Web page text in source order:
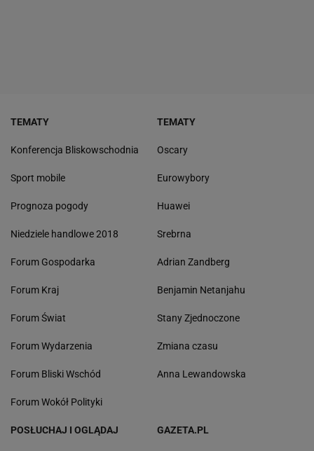
TEMATY
Konferencja Bliskowschodnia
Sport mobile
Prognoza pogody
Niedziele handlowe 2018
Forum Gospodarka
Forum Kraj
Forum Świat
Forum Wydarzenia
Forum Bliski Wschód
Forum Wokół Polityki
TEMATY
Oscary
Eurowybory
Huawei
Srebrna
Adrian Zandberg
Benjamin Netanjahu
Stany Zjednoczone
Zmiana czasu
Anna Lewandowska
POSŁUCHAJ I OGLĄDAJ GAZETA.PL